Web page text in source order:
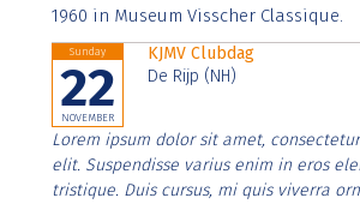
1960 in Museum Visscher Classique.
Sunday
22
NOVEMBER
KJMV Clubdag
De Rijp (NH)
Lorem ipsum dolor sit amet,
elit. Suspendisse varius enim in eros
tristique. Duis cursus, mi quis viverra